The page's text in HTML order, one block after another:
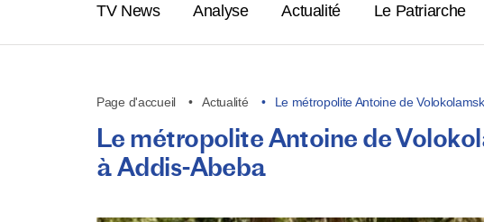
TV News Analyse Actualité Le Patriarche
Page d'accueil Actualité Le métropolite Antoine de
Le métropolite Antoine de
à Addis-Abeba